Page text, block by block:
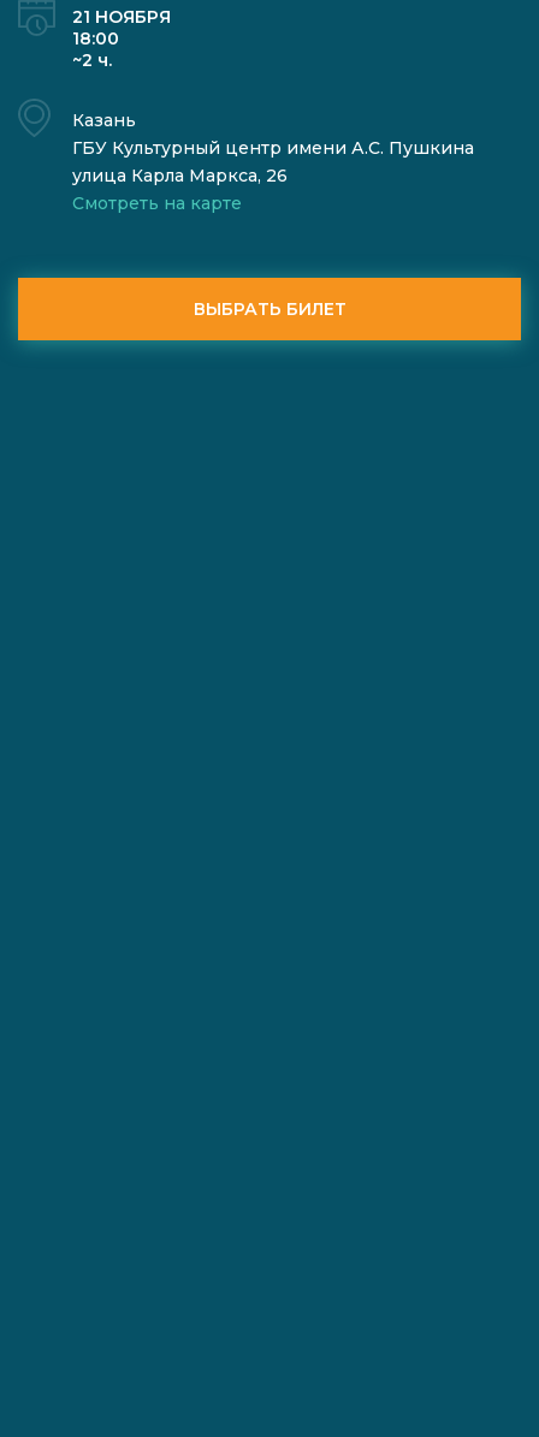
21 НОЯБРЯ
18:00
~2 ч.
Казань
ГБУ Культурный центр имени А.С. Пушкина
улица Карла Маркса, 26
Смотреть на карте
ВЫБРАТЬ БИЛЕТ